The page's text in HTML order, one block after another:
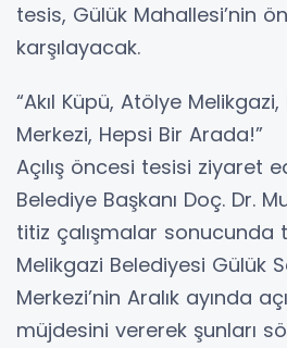
tesis, Gülük Mahallesi’nin
karşılayacak.
“Akıl Küpü, Atölye
Merkezi, Hepsi Bir Arada!”
Açılış öncesi tesisi ziyaret
Belediye Başkanı Doç. Dr.
titiz çalışmalar sonucunda
Melikgazi Belediyesi Gülük
Merkezi’nin Aralık ayında
müjdesini vererek şunları